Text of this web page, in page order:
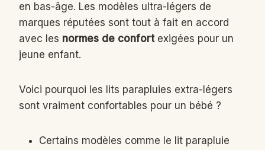
en bas-âge. Les modèles ultra-légers de
marques réputées sont tout à fait en accord
avec les normes de confortexigées pour un
jeune enfant.
Voici pourquoi les lits parapluies extra-légers
sont vraiment confortables pour un bébé ?
Certains modèles comme le lit parapluie